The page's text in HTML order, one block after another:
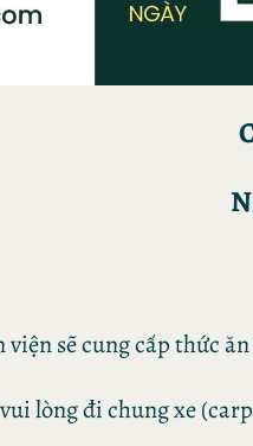
sẽ cung cấp thức
lòng đi chung xe